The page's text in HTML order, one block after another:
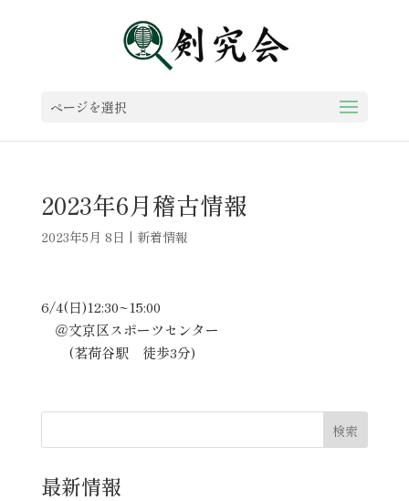
ページを選択
2023年6月稽古情報
2023年5月 8日 | 新着情報
6/4(日)12:30~15:00
＠文京区スポーツセンター
(茗荷谷駅 徒歩3分)
検索
最新情報